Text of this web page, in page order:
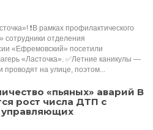
❗В рамках профилактического
сотрудники отделения
«Ефремовский» посетили
«Ласточка». ✅Летние каникулы —
проводят на улице, поэтом...
«пьяных» аварий В
рост числа ДТП с
управляющих